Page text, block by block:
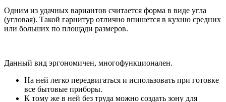
Одним из удачных вариантов считается форма в виде угла
(угловая). Такой гарнитур отлично впишется в кухню средних
или больших по площади размеров.
Данный вид эргономичен, многофункционален.
На ней легко передвигаться и использовать при готовке
все бытовые приборы.
К тому же в ней без труда можно создать зону для